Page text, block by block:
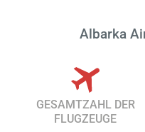
Albarka
GESAMTZAHL DER
FLUGZEUGE